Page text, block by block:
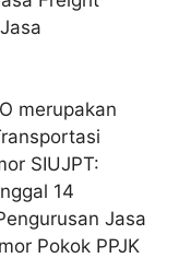
merupakan
SIUJPT:
14
Jasa
Pokok PPJK